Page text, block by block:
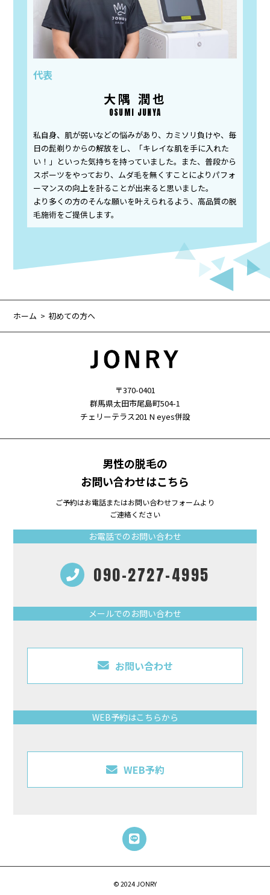
代表
大隅 潤也
OSUMI JUNYA
私自身、肌が弱いなどの悩みがあり、カミソリ負けや、毎
日の髭剃りからの解放をし、「キレイな肌を手に入れた
い！」といった気持ちを持っていました。また、普段から
スポーツをやっており、ムダ毛を無くすことによりパフォ
ーマンスの向上を計ることが出来ると思いました。
より多くの方のそんな願いを叶えられるよう、高品質の脱
毛施術をご提供します。
ホーム 初めての方へ
〒370-0401
群馬県太田市尾島町504-1
チェリーテラス201 N eyes併設
男性の脱毛の
お問い合わせはこちら
ご予約はお電話またはお問い合わせフォームより
ご連絡ください
お電話でのお問い合わせ
090-2727-4995
メールでのお問い合わせ
お問い合わせ
WEB予約はこちらから
WEB予約
© 2024 JONRY